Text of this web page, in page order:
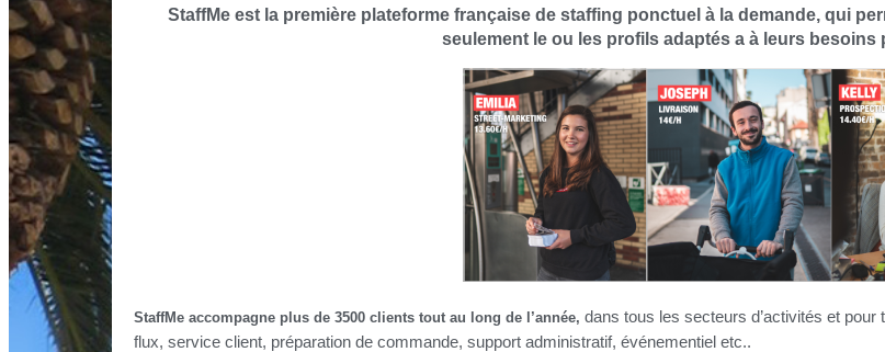
StaffMe est la première plateforme française de staffing ponctuel à la demande, qui
seulement le ou les profils adaptés a à leurs besoins
StaffMe accompagne plus de 3500 clients tout au long de l’année, dans tous les secteurs d’activités et
flux, service client, préparation de commande, support administratif, événementiel etc..